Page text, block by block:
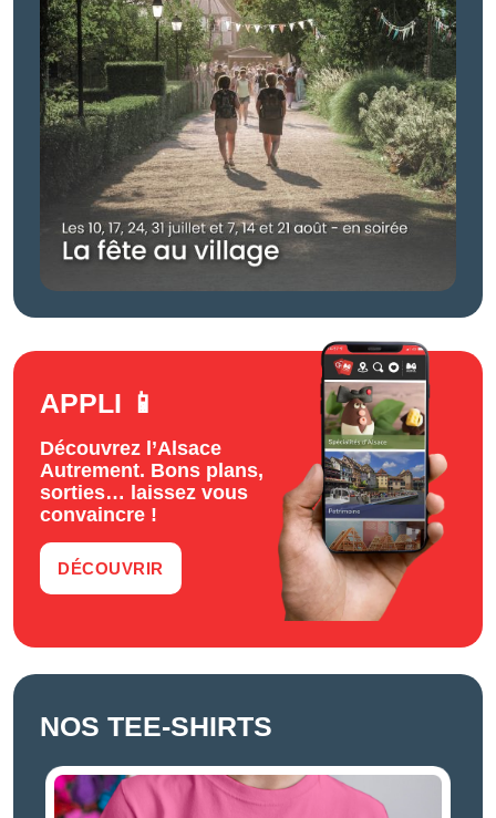
APPLI
Découvrez l’Alsace
Autrement. Bons plans,
sorties… laissez vous
NOS TEE-SHIRTS